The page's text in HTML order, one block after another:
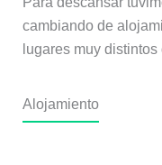
cambiando de
lugares muy
Alojamiento